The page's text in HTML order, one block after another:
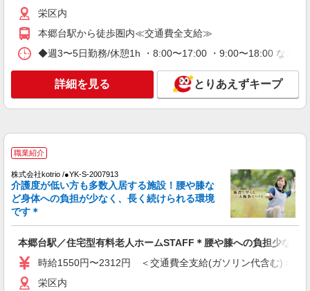
アルバイト
日研トータルソーシング株式会社 メディカルケア事業部/横浜オフィ
ス
未経験・無資格OKの介護スタッフ
神奈川県横浜市栄区 【最寄駅】戸塚駅バス8分
選び下さい！！
キープ 詳細を見る
派遣社員
有料老人ホームでの夜専介護士
による
栄区内
本郷台駅から徒歩圏内≪交通費全支給≫
◆週3〜5日勤務/休憩1h ・8:00〜17:00 ・9:00〜18:00 など
詳細を見る とりあえずキープ
職業紹介
株式会社kotrio /●YK-S-2007913
介護度が低い方も多数入居する施設！腰や膝な
ど身体への負担が少なく、長く続けられる環境
です＊
本郷台駅／住宅型有料老人ホームSTAFF＊腰や膝への負担少なめ◎
時給1550円〜2312円 ＜交通費全支給(ガソリン代含む)＞
栄区内